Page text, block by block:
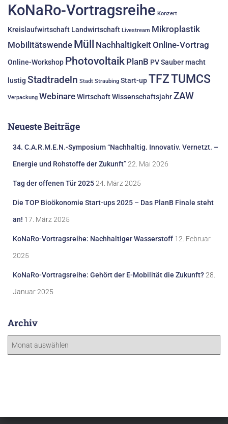
KoNaRo-Vortragsreihe Konzert
Kreislaufwirtschaft Landwirtschaft Livestream Mikroplastik
Mobilitätswende Müll NachhaltigkeitOnline-Vortrag
Online-Workshop Photovoltaik PlanB PVSauber macht
lustig Stadtradeln Stadt Straubing Start-upTFZTUMCS
Verpackung WebinareWirtschaftWissenschaftsjahrZAW
Neueste Beiträge
34. C.A.R.M.E.N.-Symposium “Nachhaltig. Innovativ. Vernetzt. –
Energie und Rohstoffe der Zukunft”22. Mai 2026
Tag der offenen Tür 202524. März 2025
Die TOP Bioökonomie Start-ups 2025 – Das PlanB Finale steht
an! 17. März 2025
KoNaRo-Vortragsreihe: Nachhaltiger Wasserstoff 12. Februar
2025
KoNaRo-Vortragsreihe: Gehört der E-Mobilität die Zukunft?28.
Januar 2025
Archiv